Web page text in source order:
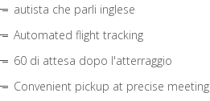
autista che parli inglese
Automated flight tracking
60 di attesa dopo l'atterraggio
Convenient pickup at precise meeting